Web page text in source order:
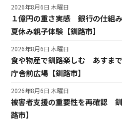
１億円の重さ実感 銀行の仕組
夏休み親子体験【釧路市】
2026年8月6日 木曜日
食や物産で釧路楽しむ あすま
庁舎前広場【釧路市】
2026年8月6日 木曜日
被害者支援の重要性を再確認
路市】
2026年8月6日 木曜日